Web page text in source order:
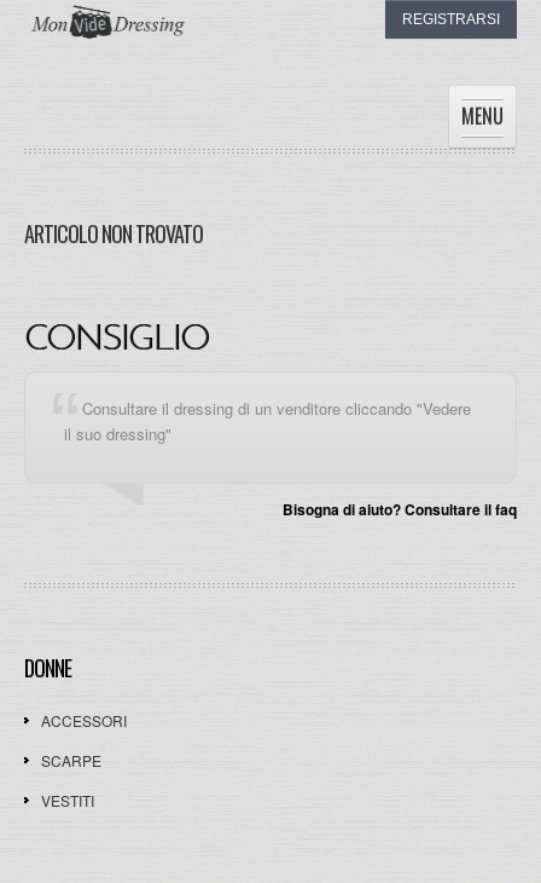
MENU
REGISTRARSI
ARTICOLO NON TROVATO
CONSIGLIO
Consultare il dressing di un venditore cliccando "Vedere
il suo dressing"
Bisogna di aiuto? Consultare il faq
DONNE
ACCESSORI
SCARPE
VESTITI